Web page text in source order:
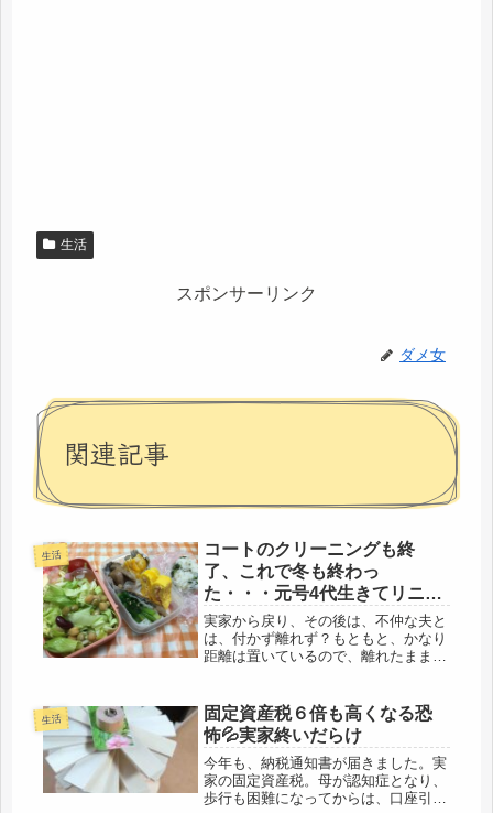
生活
スポンサーリンク
ダメ女
関連記事
生活
コートのクリーニングも終
了、これで冬も終わっ
た・・・元号4代生きてリニア
に乗る夢、明日からの作り置
き料理できた。
実家から戻り、その後は、不仲な夫と
は、付かず離れず？もともと、かなり
距離は置いているので、離れたままだ
った。スーパーの中で出すと、白洋舎
になるので、単価が高い。ちょっと
ね・...
生活
固定資産税６倍も高くなる恐
怖💦実家終いだらけ
今年も、納税通知書が届きました。実
家の固定資産税。母が認知症となり、
歩行も困難になってからは、口座引き